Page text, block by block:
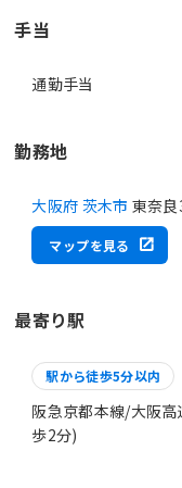
手当
通勤手当
勤務地
大阪府 茨木市 東奈
マップを見る
最寄り駅
駅から徒歩5分以内
阪急京都本線/大阪
歩2分)